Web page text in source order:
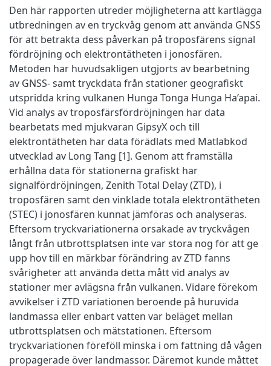
Den här rapporten utreder möjligheterna att kartlägga
utbredningen av en tryckvåg genom att använda GNSS
för att betrakta dess påverkan på troposfärens signal
fördröjning och elektrontätheten i jonosfären.
Metoden har huvudsakligen utgjorts av bearbetning
av GNSS- samt tryckdata från stationer geografiskt
utspridda kring vulkanen Hunga Tonga Hunga Ha’apai.
Vid analys av troposfärsfördröjningen har data
bearbetats med mjukvaran GipsyX och till
elektrontätheten har data förädlats med Matlabkod
utvecklad av Long Tang [1]. Genom att framställa
erhållna data för stationerna grafiskt har
signalfördröjningen, Zenith Total Delay (ZTD), i
troposfären samt den vinklade totala elektrontätheten
(STEC) i jonosfären kunnat jämföras och analyseras.
Eftersom tryckvariationerna orsakade av tryckvågen
långt från utbrottsplatsen inte var stora nog för att ge
upp hov till en märkbar förändring av ZTD fanns
svårigheter att använda detta mått vid analys av
stationer mer avlägsna från vulkanen. Vidare förekom
avvikelser i ZTD variationen beroende på huruvida
landmassa eller enbart vatten var beläget mellan
utbrottsplatsen och mätstationen. Eftersom
tryckvariationen föreföll minska i om fattning då vågen
propagerade över landmassor. Däremot kunde måttet